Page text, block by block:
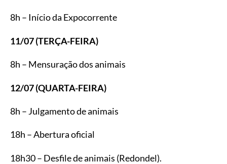
8h – Início da Expocorrente
11/07 (TERÇA-FEIRA)
8h – Mensuração dos animais
12/07 (QUARTA-FEIRA)
8h – Julgamento de animais
18h – Abertura oficial
18h30 – Desfile de animais (Redondel).